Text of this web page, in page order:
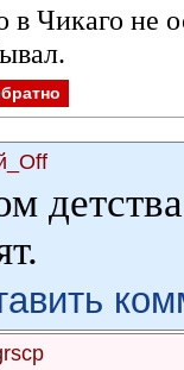
в Чикаго не